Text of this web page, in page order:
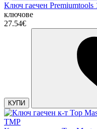
Ключ гаечен Premiumtools
ключове
27.54€
КУПИ